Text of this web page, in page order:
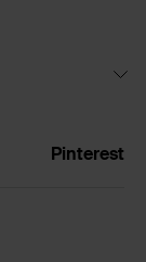
Pinterest